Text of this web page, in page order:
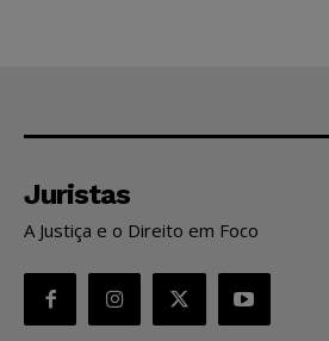
Juristas
A Justiça e o Direito em Foco